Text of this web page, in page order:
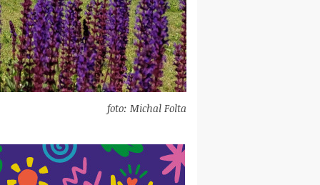
foto: Michal Folta